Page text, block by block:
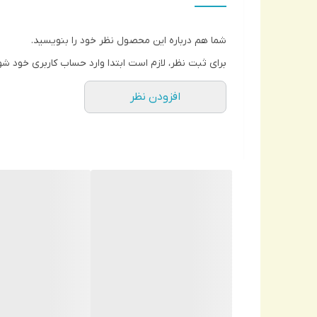
شما هم درباره این محصول نظر خود را بنویسید.
برای ثبت نظر، لازم است ابتدا وارد حساب کاربری خود
افزودن نظر